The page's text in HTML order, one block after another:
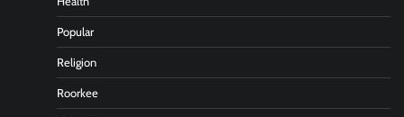
Popular
Religion
Roorkee